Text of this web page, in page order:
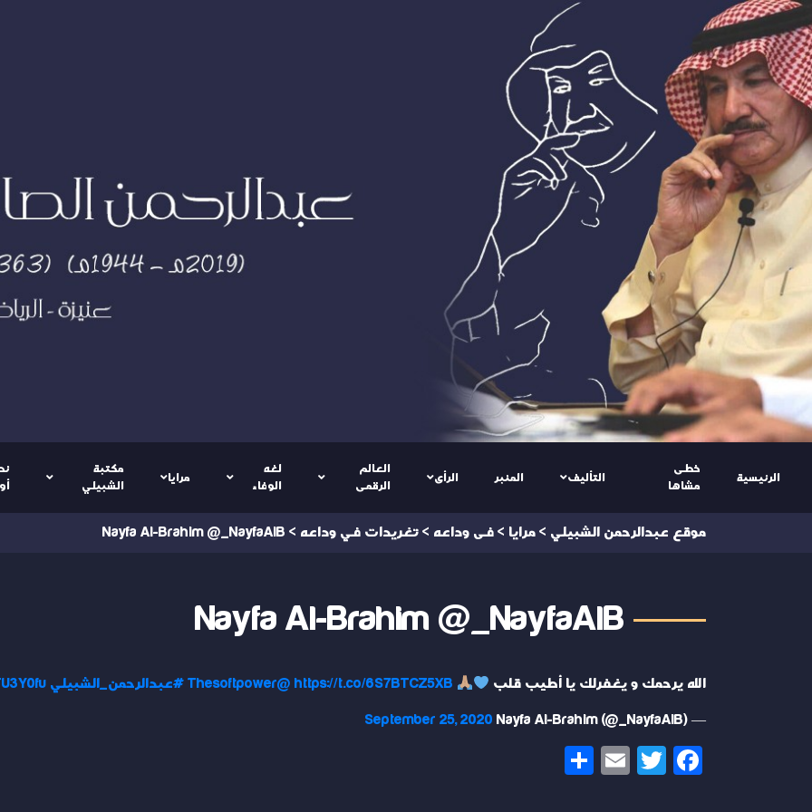
الرئيسية
خطى
مشاها
التأليف المنبر الرأى
العالم
الرقمى
لغه
الوفاء
مرايا
مكتبة
الشبيلي
موقع عبدالرحمن الشبيلي > مرايا > فى وداعه > تغريدات في وداعه >
Nayfa Al-Brahim @_NayfaAlB
Nayfa Al-Brahim @_NayfaAlB
الله يرحمك و يغفرلك يا أطيب قلب https://t.co/6S7BTCZ5XB
@Thesoftpower #عبدالرحمن_الشبيلي
— Nayfa Al-Brahim (@_NayfaAlB)
September 25, 2020
Facebook
Twitter
Email